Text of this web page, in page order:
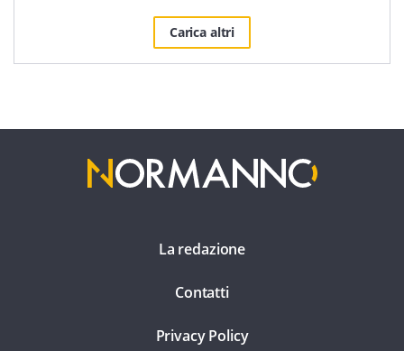
Carica altri
La redazione
Contatti
Privacy Policy